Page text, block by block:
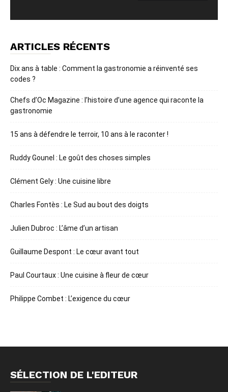
ARTICLES RÉCENTS
Dix ans à table : Comment la gastronomie a réinventé ses
codes ?
Chefs d’Oc Magazine : l’histoire d’une agence qui raconte la
gastronomie
15 ans à défendre le terroir, 10 ans à le raconter !
Ruddy Gounel : Le goût des choses simples
Clément Gely : Une cuisine libre
Charles Fontès : Le Sud au bout des doigts
Julien Dubroc : L’âme d’un artisan
Guillaume Despont : Le cœur avant tout
Paul Courtaux : Une cuisine à fleur de cœur
Philippe Combet : L’exigence du cœur
SÉLECTION DE L'EDITEUR